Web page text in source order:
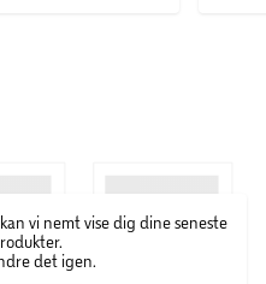
vi nemt vise dig dine seneste
det igen.